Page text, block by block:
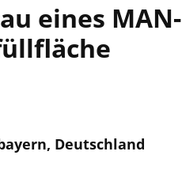
eines MAN-
Deutschland